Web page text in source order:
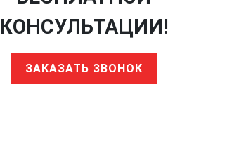
КОНСУЛЬТАЦИИ!
ЗАКАЗАТЬ ЗВОНОК